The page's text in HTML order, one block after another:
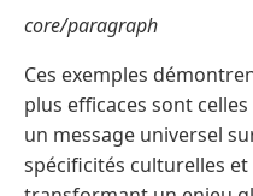
core/paragraph
Ces exemples
plus efficaces sont
un message universel
spécificités culturelles